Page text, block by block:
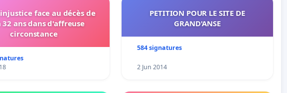
face au décès de
32 ans dans d'affreuse
circonstance
PETITION POUR LE SITE DE
GRAND'ANSE
584 signatures
2 Jun 2014